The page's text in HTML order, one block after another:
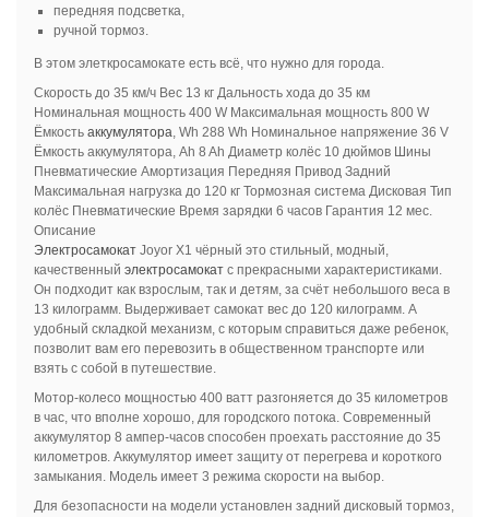
передняя подсветка,
ручной тормоз.
В этом элеткросамокате есть всё, что нужно для города.
Скорость до 35 км/ч Вес 13 кг Дальность хода до 35 км
Номинальная мощность 400 W Максимальная мощность 800 W
Ёмкость аккумулятора, Wh 288 Wh Номинальное напряжение 36 V
Ёмкость аккумулятора, Ah 8 Ah Диаметр колёс 10 дюймов Шины
Пневматические Амортизация Передняя Привод Задний
Максимальная нагрузка до 120 кг Тормозная система Дисковая Тип
колёс Пневматические Время зарядки 6 часов Гарантия 12 мес.
Описание
ЭлектросамокатJoyor X1 чёрный это стильный, модный,
качественный электросамокатс прекрасными характеристиками.
Он подходит как взрослым, так и детям, за счёт небольшого веса в
13 килограмм. Выдерживает самокат вес до 120 килограмм. А
удобный складкой механизм, с которым справиться даже ребенок,
позволит вам его перевозить в общественном транспорте или
взять с собой в путешествие.
Мотор-колесо мощностью 400 ватт разгоняется до 35 километров
в час, что вполне хорошо, для городского потока. Современный
аккумулятор 8 ампер-часов способен проехать расстояние до 35
километров. Аккумулятор имеет защиту от перегрева и короткого
замыкания. Модель имеет 3 режима скорости на выбор.
Для безопасности на модели установлен задний дисковый тормоз,